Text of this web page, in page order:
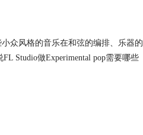
众风格的音乐在和弦的编排、乐器的
Studio做Experimental pop需要哪些